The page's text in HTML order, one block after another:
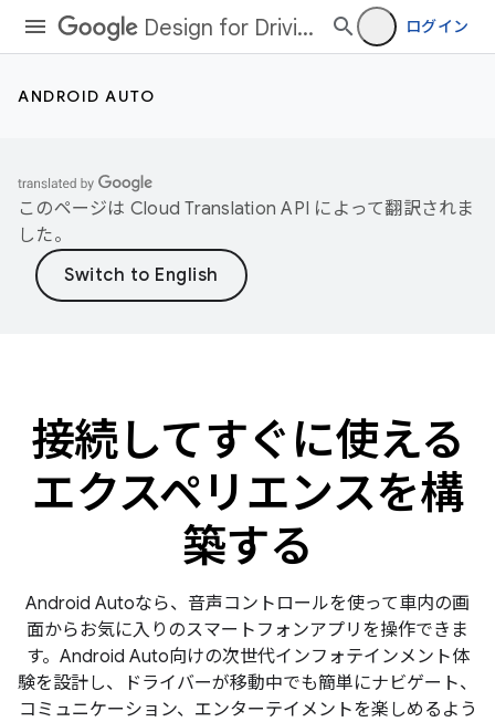
Design for Driving ログイン
ANDROID AUTO
このページは Cloud Translation API によって翻訳されま
した。
接続してすぐに使える
エクスペリエンスを構
築する
Android Autoなら、音声コントロールを使って車内の画
面からお気に入りのスマートフォンアプリを操作できま
す。Android Auto向けの次世代インフォテインメント体
験を設計し、ドライバーが移動中でも簡単にナビゲート、
コミュニケーション、エンターテイメントを楽しめるよう